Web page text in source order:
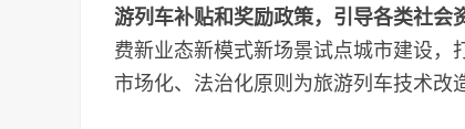
游列车补贴和奖励政策，引导各类社会
费新业态新模式新场景试点城市建设，
市场化、法治化原则为旅游列车技术改